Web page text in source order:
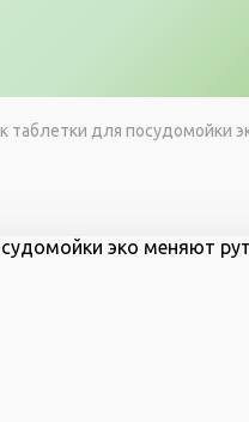
таблетки для посудомойки